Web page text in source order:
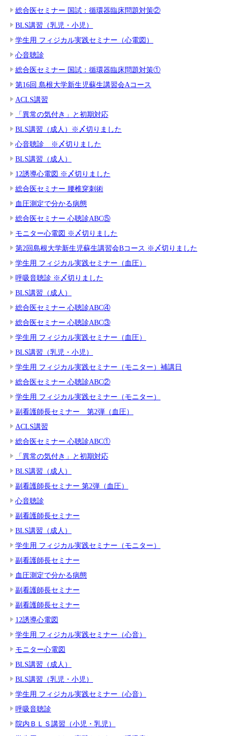
総合医セミナー 国試：循環器臨床問題対策②
BLS講習（乳児・小児）
学生用 フィジカル実践セミナー（心電図）
心音聴診
総合医セミナー 国試：循環器臨床問題対策①
第16回 島根大学新生児蘇生講習会Aコース
ACLS講習
「異常の気付き」と初期対応
BLS講習（成人）※〆切りました
心音聴診 ※〆切りました
BLS講習（成人）
12誘導心電図 ※〆切りました
総合医セミナー 腰椎穿刺術
血圧測定で分かる病態
総合医セミナー 心聴診ABC⑤
モニター心電図 ※〆切りました
第2回島根大学新生児蘇生講習会Bコース ※〆切りました
学生用 フィジカル実践セミナー（血圧）
呼吸音聴診 ※〆切りました
BLS講習（成人）
総合医セミナー 心聴診ABC④
総合医セミナー 心聴診ABC③
学生用 フィジカル実践セミナー（血圧）
BLS講習（乳児・小児）
学生用 フィジカル実践セミナー（モニター）補講日
総合医セミナー 心聴診ABC②
学生用 フィジカル実践セミナー（モニター）
副看護師長セミナー 第2弾（血圧）
ACLS講習
総合医セミナー 心聴診ABC①
「異常の気付き」と初期対応
BLS講習（成人）
副看護師長セミナー 第2弾（血圧）
心音聴診
副看護師長セミナー
BLS講習（成人）
学生用 フィジカル実践セミナー（モニター）
副看護師長セミナー
血圧測定で分かる病態
副看護師長セミナー
副看護師長セミナー
12誘導心電図
学生用 フィジカル実践セミナー（心音）
モニター心電図
BLS講習（成人）
BLS講習（乳児・小児）
学生用 フィジカル実践セミナー（心音）
呼吸音聴診
院内ＢＬＳ講習（小児・乳児）